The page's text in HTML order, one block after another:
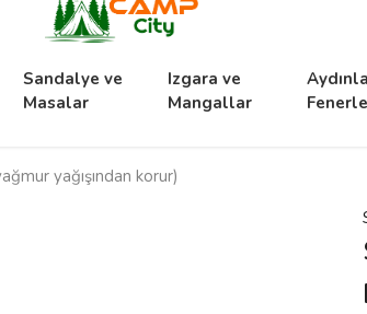
Sandalye ve
Masalar
Izgara ve
Mangallar
yağışından korur)